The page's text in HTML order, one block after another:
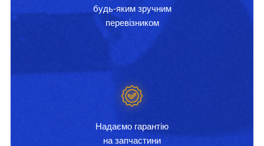
будь-яким зручним
перевізником
Надаємо гарантію
на запчастини